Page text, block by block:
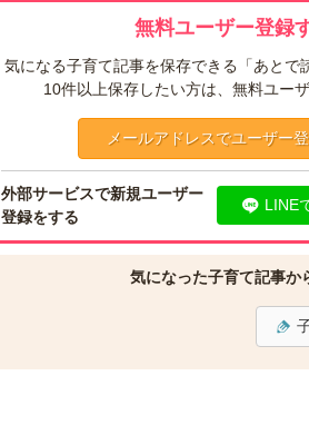
無料ユーザー登録
気になる子育て記事を保存できる「あとで
10件以上保存したい方は、無料ユー
メールアドレスでユーザー
外部サービスで新規ユーザー
登録をする
LINE
気になった子育て記事か